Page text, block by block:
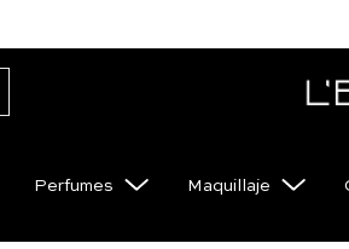
Perfumes Maquillaje